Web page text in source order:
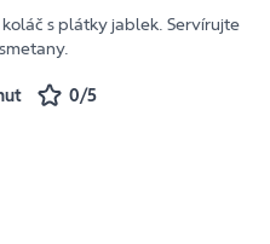
s plátky jablek. Servírujte
0/5